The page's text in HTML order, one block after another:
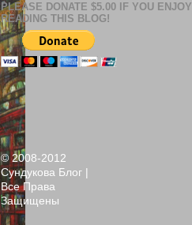
PLEASE DONATE $5.00 IF YOU ENJOY
READING THIS BLOG!
© 2008-2012
Сундукова Блог |
Все Права
Защищены